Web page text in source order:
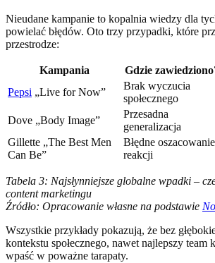
Nieudane kampanie to kopalnia wiedzy dla
powielać błędów. Oto trzy przypadki, które
przestrodze:
Kampania Gdzie
Pepsi „Live for Now”
Brak wyczucia
społecznego
Dove „Body Image”
Przesadna
generalizacja
Gillette „The Best Men
Can Be”
Błędne oszacowanie
reakcji
Tabela 3: Najsłynniejsze globalne wpadki –
content marketingu
Źródło: Opracowanie własne na podstawie
Wszystkie przykłady pokazują, że bez
kontekstu społecznego, nawet najlepszy team
wpaść w poważne tarapaty.